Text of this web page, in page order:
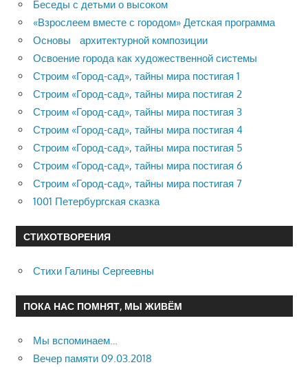
Беседы с детьми о высоком
«Взрослеем вместе с городом» Детская программа
Основы архитектурной композиции
Освоение города как художественной системы
Строим «Город-сад», тайны мира постигая 1
Строим «Город-сад», тайны мира постигая 2
Строим «Город-сад», тайны мира постигая 3
Строим «Город-сад», тайны мира постигая 4
Строим «Город-сад», тайны мира постигая 5
Строим «Город-сад», тайны мира постигая 6
Строим «Город-сад», тайны мира постигая 7
1001 Петербургская сказка
СТИХОТВОРЕНИЯ
Стихи Галины Сергеевны
ПОКА НАС ПОМНЯТ, МЫ ЖИВЁМ
Мы вспоминаем…
Вечер памяти 09.03.2018